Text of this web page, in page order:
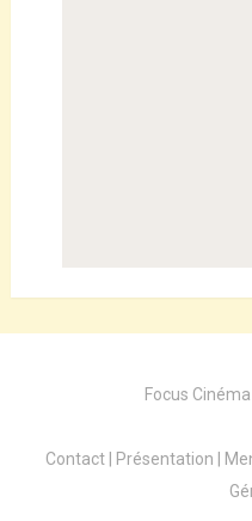
Focus Cinéma
Contact Présentation